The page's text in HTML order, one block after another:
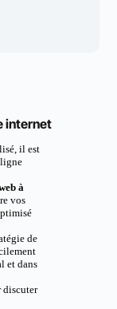
internet
il est
à
vos
de
et dans
discuter